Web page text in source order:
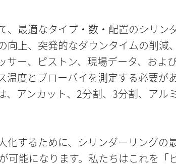
最適なタイプ・数・配置のシリン
上、突発的なダウンタイムの削減
ー、ピストン、現場データ、およ
度とブローバイを測定する必要が
アンカット、2分割、3分割、アル
するために、シリンダーリングの
能になります。私たちはこれを「